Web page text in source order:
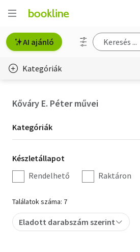
AI ajánló
Kategóriák
Hobbi, szabadidő
Irodalom
Művészet
Szakkönyv
Kőváry E. Péter művei
Kategória
szűrés
Kategóriák
Készletállapot
szűrés
Készletállapot
Rendelhető
Raktáron
Találatok száma: 7
Eladott darabszám szerint